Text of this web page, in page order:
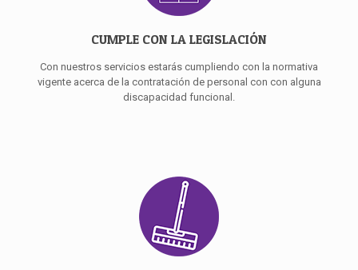
CUMPLE CON LA LEGISLACIÓN
Con nuestros servicios estarás cumpliendo con la normativa
vigente acerca de la contratación de personal con con alguna
discapacidad funcional.